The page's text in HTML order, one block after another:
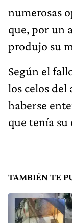
numerosas
que, por un
produjo su
Según el
los celos del
haberse
que tenía su
TAMBIÉN TE